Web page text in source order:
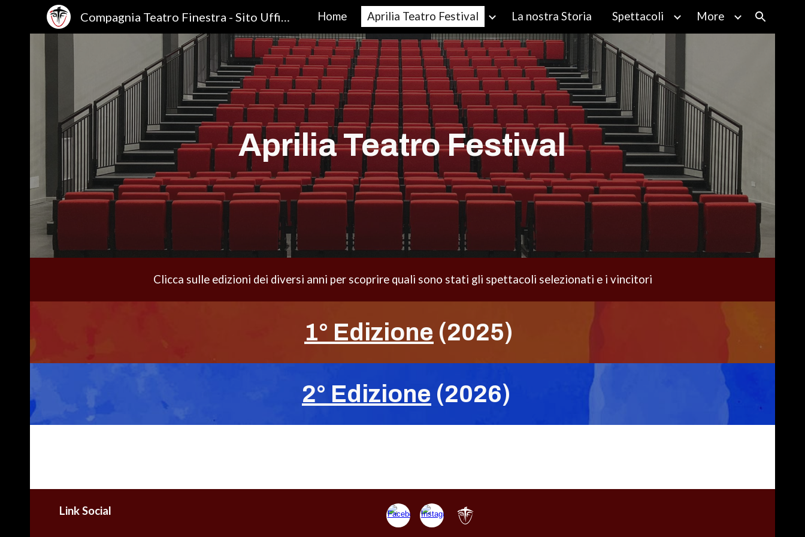
Skip to main content Skip to navigation
Compagnia Teatro Finestra - Sito Ufficiale Home Aprilia Teatro Festival La nostra Storia Spettacoli More
Aprilia Teatro Festival
Clicca sulle edizioni dei diversi anni per scoprire quali sono stati gli spettacoli selezionati e i vincitori
1° Edizione (2025)
2° Edizione (2026)
Link Social